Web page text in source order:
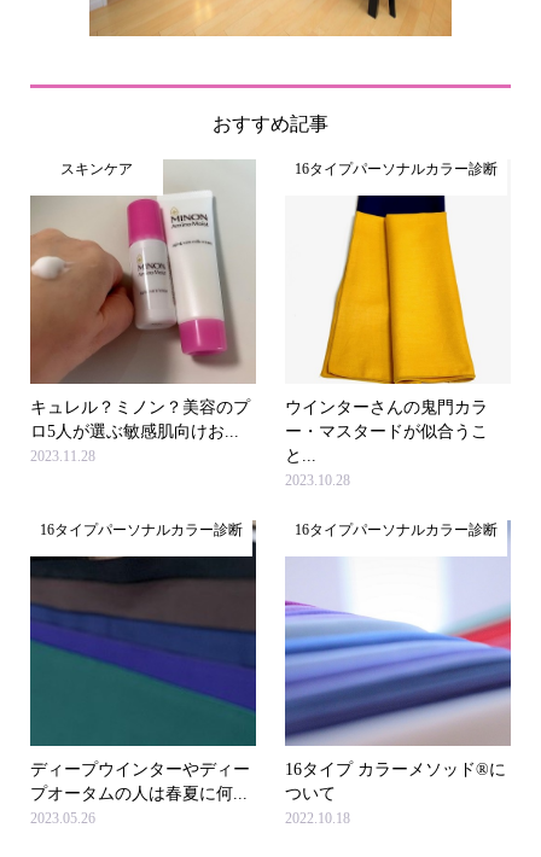
おすすめ記事
スキンケア
キュレル？ミノン？美容のプ
ロ5人が選ぶ敏感肌向けお...
2023.11.28
16タイプパーソナルカラー診断
ウインターさんの鬼門カラ
ー・マスタードが似合うこ
と...
2023.10.28
16タイプパーソナルカラー診断
ディープウインターやディー
プオータムの人は春夏に何...
2023.05.26
16タイプパーソナルカラー診断
16タイプ カラーメソッド®に
ついて
2022.10.18